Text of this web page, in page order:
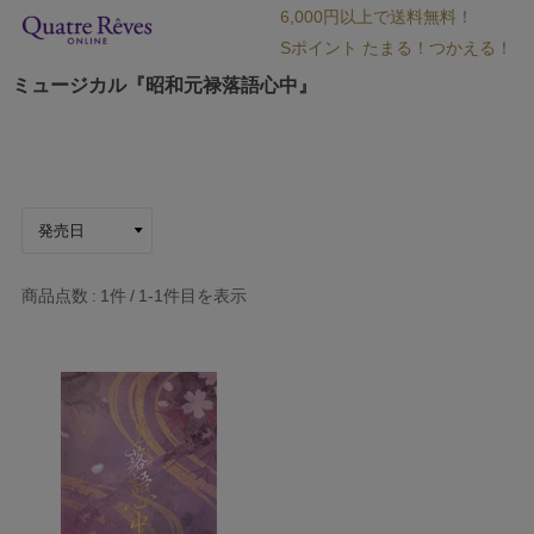
6,000円以上で送料無料！
Sポイント たまる！つかえる！
ミュージカル『昭和元禄落語心中』
商品点数 1件 1-1件目を表示